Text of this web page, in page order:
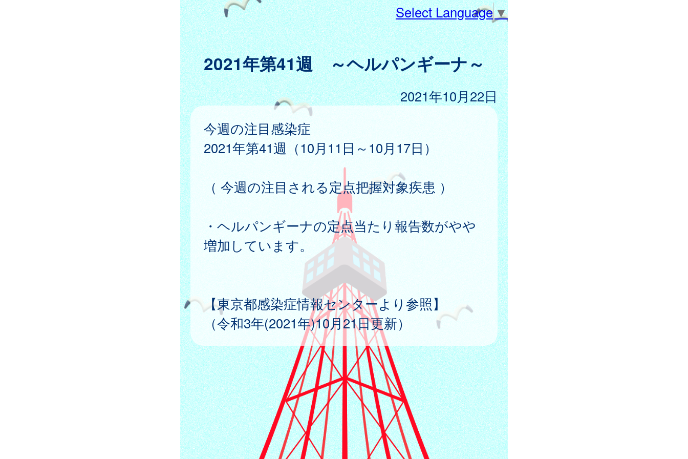
Select Language▼
2021年第41週 ～ヘルパンギーナ～
2021年10月22日
今週の注目感染症
2021年第41週（10月11日～10月17日）
（ 今週の注目される定点把握対象疾患 ）
・ヘルパンギーナの定点当たり報告数がやや
増加しています。
【東京都感染症情報センターより参照】
（令和3年(2021年)10月21日更新）